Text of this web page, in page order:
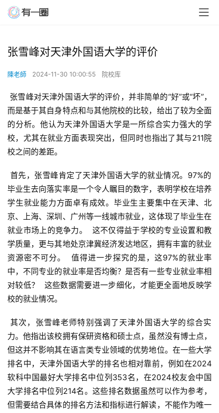
张雪峰对天津外国语大学的评价
陳老師 2024-11-30 10:00:55 院校库
而是基于其自身特点和与其他院校的比较，给出了较为全面
的分析。他认为天津外国语大学是一所综合实力强大的学
校，尤其在就业方面表现突出，但同时也指出了其与211院
校之间的差距。
毕业生去向落实率是一个令人瞩目的数字，表明学校在培养
学生就业能力方面卓有成效。毕业生主要集中在天津、北
京、上海、深圳、广州等一线城市就业，这体现了毕业生在
就业市场上的竞争力。  这不仅得益于学校的专业设置和教
学质量，更与其地处京津冀经济发达地区，拥有丰富的就业
资源密不可分。  值得进一步探究的是，这97%的就业率
中，不同专业的就业率是否均衡？是否有一些专业就业率相
对较低？  这些数据需要进一步细化，才能更全面地反映学
校的就业情况。
其次，张雪峰老师特别强调了天津外国语大学的综合实
力。他指出该校拥有保研资格和硕士点，虽然没有博士点，
但这并不影响其在语言类专业领域的优势地位。在一些大学
排名中，天津外国语大学的排名也相对靠前，例如在2024
软科中国最好大学排名中位列353名，在2024校友会中国
大学排名中位列214名。这些排名数据虽然可以作为参考，
但需要结合具体的排名方法和指标进行解读，不能作为唯一